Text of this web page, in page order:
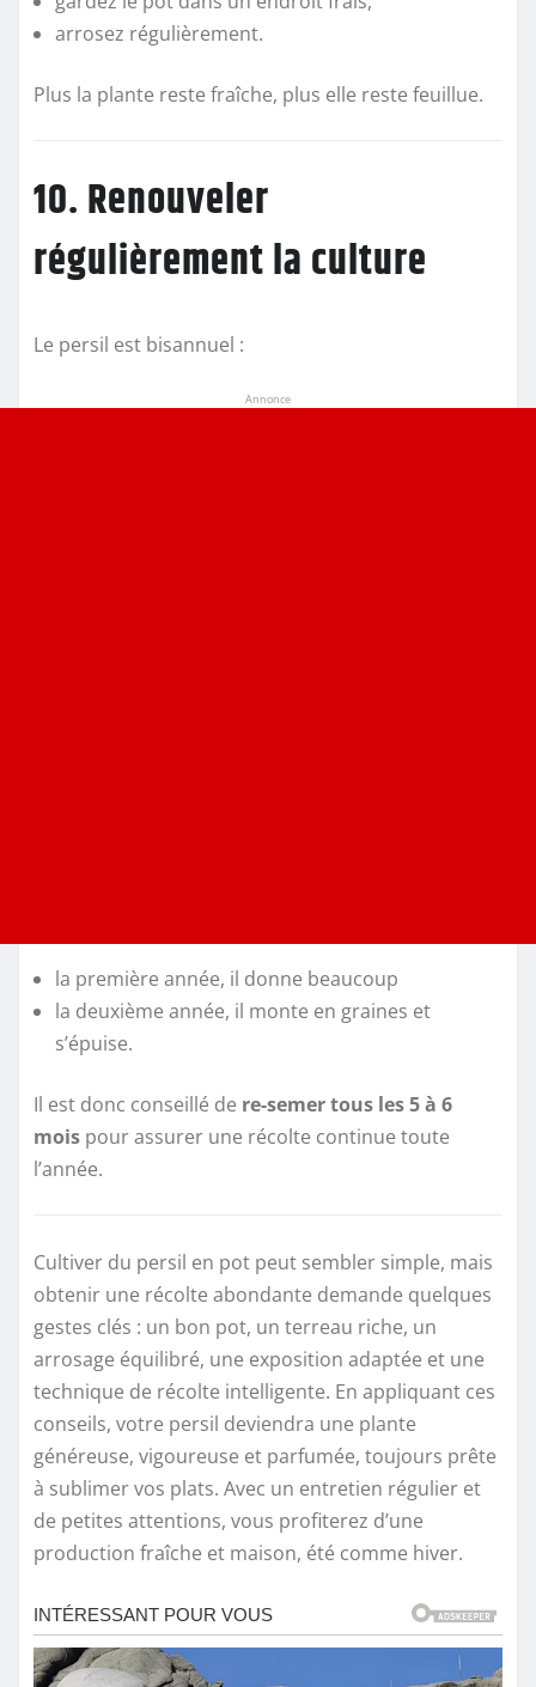
arrosez régulièrement.
Plus la plante reste fraîche, plus elle reste feuillue.
10. Renouveler
régulièrement la culture
Le persil est bisannuel :
Annonce
la première année, il donne beaucoup
la deuxième année, il monte en graines et
s’épuise.
Il est donc conseillé de re-semer tous les 5 à 6
mois pour assurer une récolte continue toute
l’année.
Cultiver du persil en pot peut sembler simple, mais
obtenir une récolte abondante demande quelques
gestes clés : un bon pot, un terreau riche, un
arrosage équilibré, une exposition adaptée et une
technique de récolte intelligente. En appliquant ces
conseils, votre persil deviendra une plante
généreuse, vigoureuse et parfumée, toujours prête
à sublimer vos plats. Avec un entretien régulier et
de petites attentions, vous profiterez d’une
production fraîche et maison, été comme hiver.